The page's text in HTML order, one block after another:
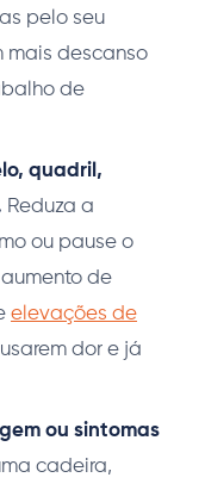
pelo seu
mais descanso
de
quadril,
Reduza a
ou pause o
de
elevações de
dor e já
ou sintomas
cadeira,